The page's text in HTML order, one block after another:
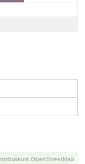
OpenStreetMap